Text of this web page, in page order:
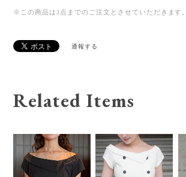
※この商品は2点までのご注文とさせていただきます。
通報する
Related Items